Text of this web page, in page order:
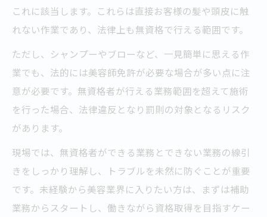
これに該当します。これらは直接お客様の髪や頭皮に触
れない作業であり、法律上も無資格で行える範囲です。
ただし、シャンプーやブローなど、一見簡単に思える作
業でも、法的には美容師免許が必要な場合が多い点に注
意が必要です。無資格者が行える業務範囲を超えて施術
を行った場合、法律違反となり罰則の対象となるリスク
があります。
現場では、無資格者ができる業務とできない業務の線引
きをしっかり理解し、トラブルを未然に防ぐことが重要
です。未経験から美容業界に入りたい方は、まずは補助
業務からスタートし、働きながら資格取得を目指すケー